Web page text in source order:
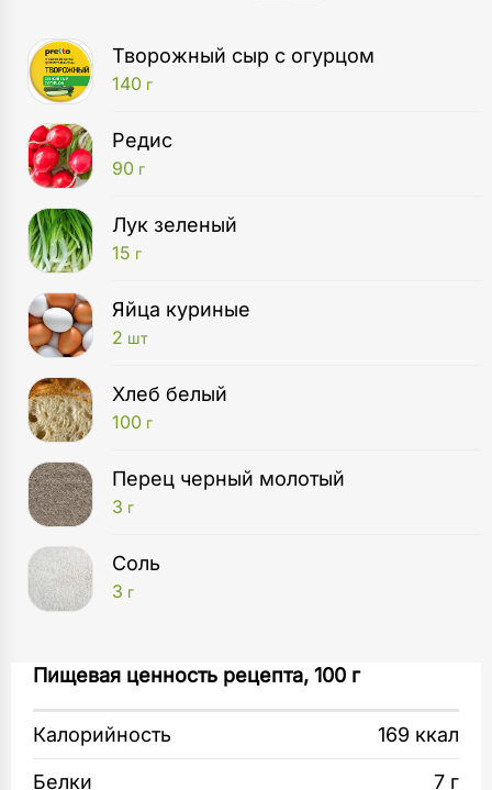
Творожный сыр с огурцом
140 г
Редис
90 г
Лук зеленый
15 г
Яйца куриные
2 шт
Хлеб белый
100 г
Перец черный молотый
3 г
Соль
3 г
1 шт
Разделочная доска
1 шт
и редис измельчите.
В миску выложите творожный сыр. Добавьте
Пищевая ценность рецепта, 100 г
Калорийность 169 ккал
Белки 7 г